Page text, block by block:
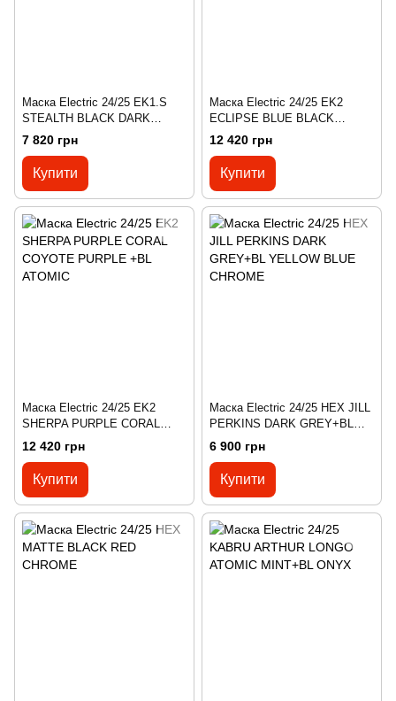
Маска Electric 24/25 EK1.S
STEALTH BLACK DARK
GREY+BL YELLOW
7 820 грн
Купити
Маска Electric 24/25 EK2
ECLIPSE BLUE BLACK
ATOMIC ICE+BL ONYX
12 420 грн
Купити
Маска Electric 24/25 EK2
SHERPA PURPLE CORAL
COYOTE PURPLE +BL
12 420 грн
Купити
Маска Electric 24/25 HEX JILL
PERKINS DARK GREY+BL
YELLOW BLUE CHROME
6 900 грн
Купити